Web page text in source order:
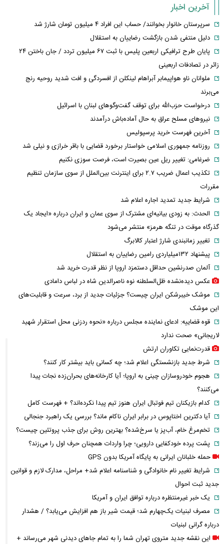
آخرین اخبار
سرپرستان خانوار بخوانند/ حساب این افراد ۴ میلیون تومان شارژ شد
دلیل منتفی شدن بازگشت رضاییان به استقلال
پایان طرح ترافیکی اربعین پلیس با ثبت ۶۷ میلیون تردد / جان باختن ۲۴
زائر در تصادفات اربعینی
ملوانان ناو هواپیمابر آبراهام لینکلن از افسردگی و افت شدید روحیه رنج
می‌برند
درخواست حزب‌الله برای توقف گفت‌وگوهای لبنان با اسرائیل
نیروهای مسلح عراق به حال آماده‌باش درآمدند
آخرین فهرست خرید پرسپولیس
روزنامه جمهوری اسلامی خواستار برخورد قضایی با باقر خرازی و نیلی شد
ضرغامی: تغییر ریل عین بصیرت است، فرصت سوزی نکنیم
تکذیب اعمال ضریب ۲.۷ برای اینترنت بین‌الملل از سوی سازمان تنظیم
مقررات
شرایط جدید تمدید اجاره اعلام شد
الحدث: به زودی بیانیه‌ای مشترک از سوی عمان و ایران درباره «ایجاد یک
گذرگاه موقت در تنگه هرمز» منتشر می‌شود
تغییر زمانبندی‌ شارژ اعتبار کالابرگ
پیشنهاد ۱۳۲میلیاردی رامین رضاییان به استقلال
آلمان صدرنشین حداقل دستمزد اروپا از نظر قدرت خرید شد
عکس دیده‌نشده ظل‌السلطنه نوه ناصرالدین شاه در لباس دامادی
موشک خیبرشکن ایران چیست؟ جزئیات جدید از برد، سرعت و قابلیت‌های
این موشک
قوه قضاییه: ادعای نماینده مجلس درباره «نحوه ردزنی محل استقرار شهید
لاریجانی» صحت ندارد
قدرت‌نمایی تکاوران ارتش
شرط جدید بازنشستگی اعلام شد؛ چه کسانی باید بیشتر کار کنند؟
هجوم خودروسازان چینی به اروپا؛ آیا کارخانه‌های بحران‌زده نجات پیدا
می‌کنند؟
کدام بازیکنان تیم فوتبال ایران هنوز تیم پیدا نکرده‌اند؟ + فهرست کامل
آیا دکترین اختاپوس در برابر ایران ناکام ماند؟ بررسی یک راهبرد جنجالی
تخم‌مرغ خام، آب‌پز یا سرخ‌شده؟ بهترین روش برای جذب پروتئین چیست؟
پشت پرده خودکفایی دارویی؛ چرا واردات همچنان حرف اول را می‌زند؟
حمله خلبانان ایرانی به پایگاه آمریکا بدون GPS
شرایط تغییر نام خانوادگی و شناسنامه اعلام شد+ مراحل، مدارک لازم و قوانین
جدید ثبت احوال
یک خبر غیرمنتظره درباره توافق ایران و آمریکا
مصرف لبنیات یک‌چهارم شد؛ قیمت شیر باز هم افزایش می‌یابد؟ / هشدار
درباره گرانی لبنیات
این نقشه جدید متروی تهران شما را به تمام جاهای دیدنی شهر می‌رساند +